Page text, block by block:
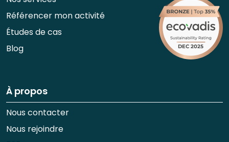
Référencer mon activité
Études de cas
Blog
À propos
Nous contacter
Nous rejoindre